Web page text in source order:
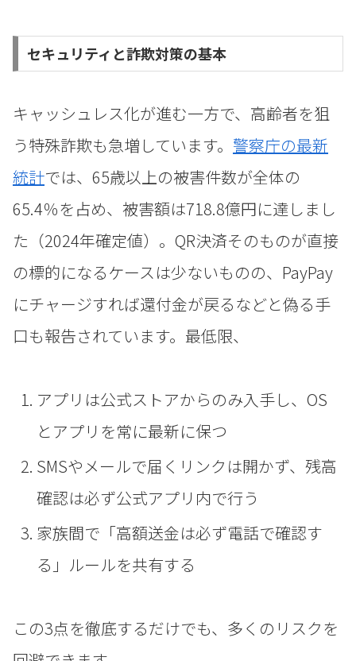
セキュリティと詐欺対策の基本
キャッシュレス化が進む一方で、高齢者を狙
う特殊詐欺も急増しています。 警察庁の最新
統計では、65歳以上の被害件数が全体の
65.4％を占め、被害額は718.8億円に達しまし
た（2024年確定値）。QR決済そのものが直接
の標的になるケースは少ないものの、PayPay
にチャージすれば還付金が戻るなどと偽る手
口も報告されています。最低限、
アプリは公式ストアからのみ入手し、OS
とアプリを常に最新に保つ
SMSやメールで届くリンクは開かず、残高
確認は必ず公式アプリ内で行う
家族間で「高額送金は必ず電話で確認す
る」ルールを共有する
この3点を徹底するだけでも、多くのリスクを